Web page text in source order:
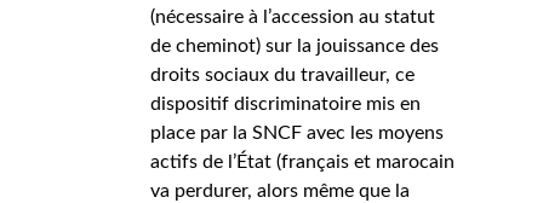
(nécessaire à l’accession au statut
de cheminot) sur la jouissance des
droits sociaux du travailleur, ce
dispositif discriminatoire mis en
place par la SNCF avec les moyens
actifs de l’État (français et marocain)
va perdurer, alors même que la